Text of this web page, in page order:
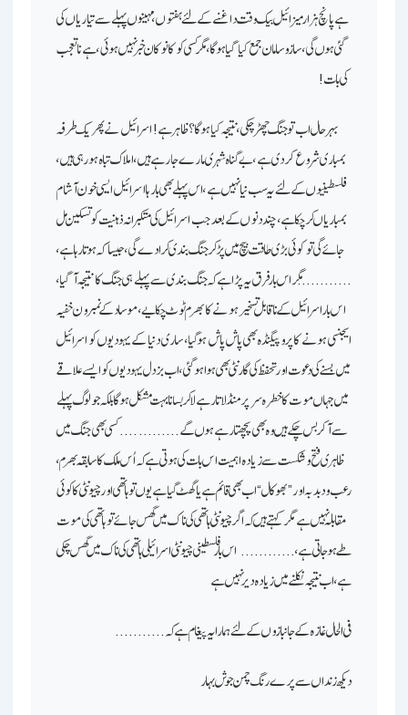
ہے پانچ ہزار میزائیل بیک وقت داغنے کے لئے ہفتوں، مہینوں پہلے سے تیاریاں کی
گئی ہوں گی، سازوسامان جمع کیا گیا ہوگا، مگر کسی کو کانو کان خبر نہیں ہوئی، ہے نا تعجب
کی بات!
بہر حال اب تو جنگ چھڑچکی، نتیجہ کیا ہوگا ؟ ظاہر ہے ! اسرائیل نے پھر یک طرفہ
بمباری شروع کردی ہے، بے گناہ شہری مارے جارہے ہیں، املاک تباہ ہورہی ہیں،
فلسطینیوں کے لئے یہ سب نیا نہیں ہے،اس پہلے بھی بارہا اسرائیل ایسی خون آشام
بمباریاں کرچکا ہے، چند دنوں کے بعد جب اسرائیل کی متکبرانہ ذہنیت کو تسکین مل
جائے گی تو کوئی بڑی طاقت بیچ میں پڑکر جنگ بندی کرادے گی، جیسا کہ ہوتا رہا ہے،
………… مگر اس بار فرق یہ پڑا ہے کہ جنگ بندی سے پہلے ہی جنگ کا نتیجہ آگیا،
اس بار اسرائیل کے ناقابل تسخیر ہونے کا بھرم ٹوٹ چکا یے، موساد کے نمبر ون خفیہ
ایجنسی ہونے کا پروپیگنڈہ بھی پاش پاش ہوگیا، ساری دنیا کے یہودیوں کو اسرائیل
میں بسنے کی دعوت اور تحفظ کی گارنٹی بھی ہوا ہوگئی، اب بزدل یہودیوں کو ایسے علاقے
میں جہاں موت کا خطرہ سر پر منڈلاتا رہے لاکر بسانا بہت مشکل ہوگا بلکہ جو لوگ پہلے
سے آکر بس چکے ہیں وہ بھی پچھتا رہے ہوں گے ـ…………. کسی بھی جنگ میں
ظاہری فتح وشکست سے زیادہ اہمیت اس بات کی ہوتی ہے کہ اُس ملک کا سابقہ بھرم،
رعب و دبدبہ اور ” بھوکال“ اب بھی قائم ہے یا گھٹ گیا ہے ـ یوں تو ہاتھی اور چیونٹی کا کوئی
مقابلہ نہیں ہے مگر کہتے ہیں کہ اگر چیونٹی ہاتھی کی ناک میں گھس جائے تو ہاتھی کی موت
طے ہوجاتی ہے،………… اس بار فلسطینی چیونٹی اسرائیلی ہاتھی کی ناک میں گھس چکی
ہے، اب نتیجہ نکلنے میں زیادہ دیر نہیں ہے ـ
فی الحال غازہ کے جانبازوں کے لئے ہمارا یہ پیغام ہے کہ ………..
دیکھ زنداں سے پرے رنگ چمن جوش بہار